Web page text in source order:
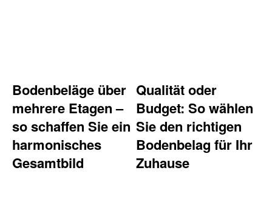
Bodenbeläge über
mehrere Etagen –
so schaffen Sie ein
harmonisches
Gesamtbild
Qualität oder
Budget: So wählen
Sie den richtigen
Bodenbelag für Ihr
Zuhause